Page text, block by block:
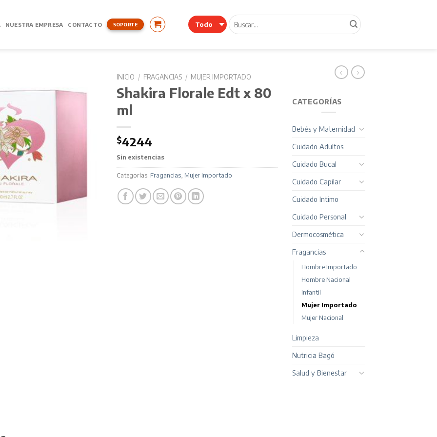
NUESTRA EMPRESA CONTACTO SOPORTE
Buscar
por:
INICIO / FRAGANCIAS / MUJER IMPORTADO
Shakira Florale Edt x 80
ml
$4244
Sin existencias
Categorías: Fragancias Mujer Importado
CATEGORÍAS
Bebés y Maternidad
Cuidado Adultos
Cuidado Bucal
Cuidado Capilar
Cuidado Intimo
Cuidado Personal
Dermocosmética
Fragancias
Hombre Importado
Hombre Nacional
Infantil
Mujer Importado
Mujer Nacional
Limpieza
Nutricia Bagó
Salud y Bienestar